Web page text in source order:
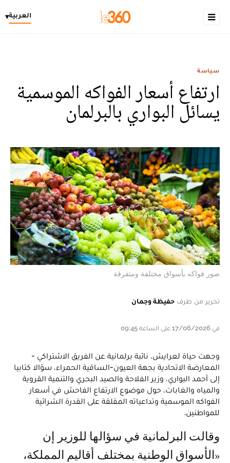
العربية▾
سياسة
ارتفاع أسعار الفواكه الموسمية
يسائل البواري بالبرلمان
صور فواكه بأسواق مختلفة ومتفرقة
تحرير من طرف حفيظة وجمان
في 17/06/2026 على الساعة 09:45
وجهت حياة لعرايش، نائبة برلمانية عن الفريق الاشتراكي -
المعارضة الاتحادية بجهة العيون-الساقية الحمراء، سؤالا كتابيا
إلى أحمد البواري، وزير الفلاحة والصيد البحري والتنمية القروية
والمياه والغابات، حول موضوع الارتفاع الفاحش في أسعار
الفواكه الموسمية وتداعياته المقلقة على القدرة الشرائية
للمواطنين.
وقالت البرلمانية في سؤالها للوزير إن
«الأسواق الوطنية بمختلف أقاليم المملكة،